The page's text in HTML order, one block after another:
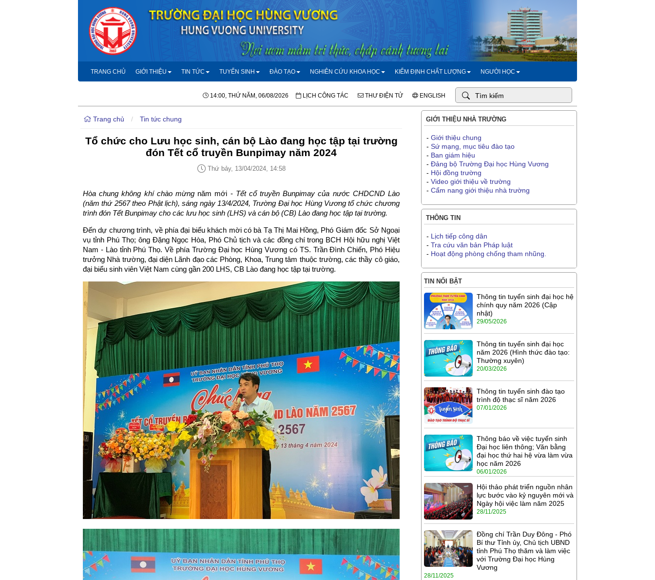
TRANG CHỦ GIỚI THIỆU TIN TỨC TUYỂN SINH ĐÀO TẠO NGHIÊN CỨU KHOA HỌC KIỂM ĐỊNH CHẤT LƯỢNG NGƯỜI HỌC
14:00, THỨ NĂM, 06/08/2026 LỊCH CÔNG TÁC THƯ ĐIỆN TỬ ENGLISH
Trang chủ / Tin tức chung
Tổ chức cho Lưu học sinh, cán bộ Lào đang học tập tại trường
đón Tết cổ truyền Bunpimay năm 2024
Thứ bảy, 13/04/2024, 14:58
Hòa chung không khí chào mừng năm mới -Tết cổ truyền Bunpimay của nước CHDCND Lào
(năm thứ 2567 theo Phật lịch), sáng ngày 13/4/2024, Trường Đại học Hùng Vương tổ chức chương
trình đón Tết Bunpimay cho các lưu học sinh (LHS) và cán bộ (CB) Lào đang học tập tại trường.
Đến dự chương trình, về phía đại biểu khách mời có bà Tạ Thị Mai Hồng, Phó Giám đốc Sở Ngoại
vụ tỉnh Phú Thọ; ông Đặng Ngọc Hòa, Phó Chủ tịch và các đồng chí trong BCH Hội hữu nghị Việt
Nam - Lào tỉnh Phú Thọ. Về phía Trường Đại học Hùng Vương có TS. Trần Đình Chiến, Phó Hiệu
trưởng Nhà trường, đại diện Lãnh đạo các Phòng, Khoa, Trung tâm thuộc trường, các thầy cô giáo,
đại biểu sinh viên Việt Nam cùng gần 200 LHS, CB Lào đang học tập tại trường.
GIỚI THIỆU NHÀ TRƯỜNG
- Giới thiệu chung
- Sứ mạng, mục tiêu đào tạo
- Ban giám hiệu
- Đảng bộ Trường Đại học Hùng Vương
- Hội đồng trường
- Video giới thiệu về trường
- Cẩm nang giới thiệu nhà trường
THÔNG TIN
- Lịch tiếp công dân
- Tra cứu văn bản Pháp luật
- Hoạt động phòng chống tham nhũng.
TIN NỔI BẬT
Thông tin tuyển sinh đại học hệ
chính quy năm 2026 (Cập
nhật)
29/05/2026
Thông tin tuyển sinh đại học
năm 2026 (Hình thức đào tạo:
Thường xuyên)
20/03/2026
Thông tin tuyển sinh đào tạo
trình độ thạc sĩ năm 2026
07/01/2026
Thông báo về việc tuyển sinh
Đại học liên thông; Văn bằng
đại học thứ hai hệ vừa làm vừa
học năm 2026
06/01/2026
Hội thảo phát triển nguồn nhân
lực bước vào kỷ nguyên mới và
Ngày hội việc làm năm 2025
28/11/2025
Đồng chí Trần Duy Đông - Phó
Bí thư Tỉnh ủy, Chủ tịch UBND
tỉnh Phú Thọ thăm và làm việc
với Trường Đại học Hùng
Vương
28/11/2025